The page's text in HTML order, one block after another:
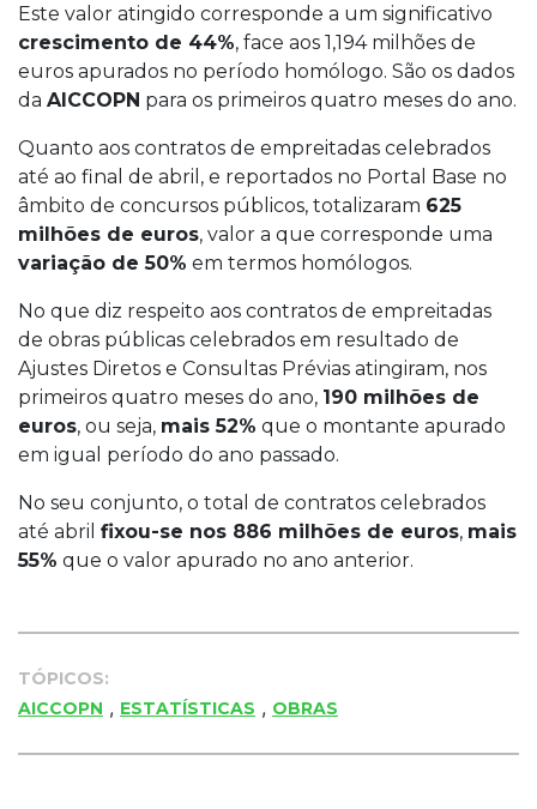
Este valor atingido corresponde a um significativo
crescimento de 44%, face aos 1,194 milhões de
euros apurados no período homólogo. São os dados
da AICCOPN para os primeiros quatro meses do ano.
Quanto aos contratos de empreitadas celebrados
até ao final de abril, e reportados no Portal Base no
âmbito de concursos públicos, totalizaram 625
milhões de euros, valor a que corresponde uma
variação de 50% em termos homólogos.
No que diz respeito aos contratos de empreitadas
de obras públicas celebrados em resultado de
Ajustes Diretos e Consultas Prévias atingiram, nos
primeiros quatro meses do ano, 190 milhões de
euros, ou seja, mais 52% que o montante apurado
em igual período do ano passado.
No seu conjunto, o total de contratos celebrados
até abril fixou-se nos 886 milhões de euros, mais
55% que o valor apurado no ano anterior.
TÓPICOS:
AICCOPN , ESTATÍSTICAS , OBRAS